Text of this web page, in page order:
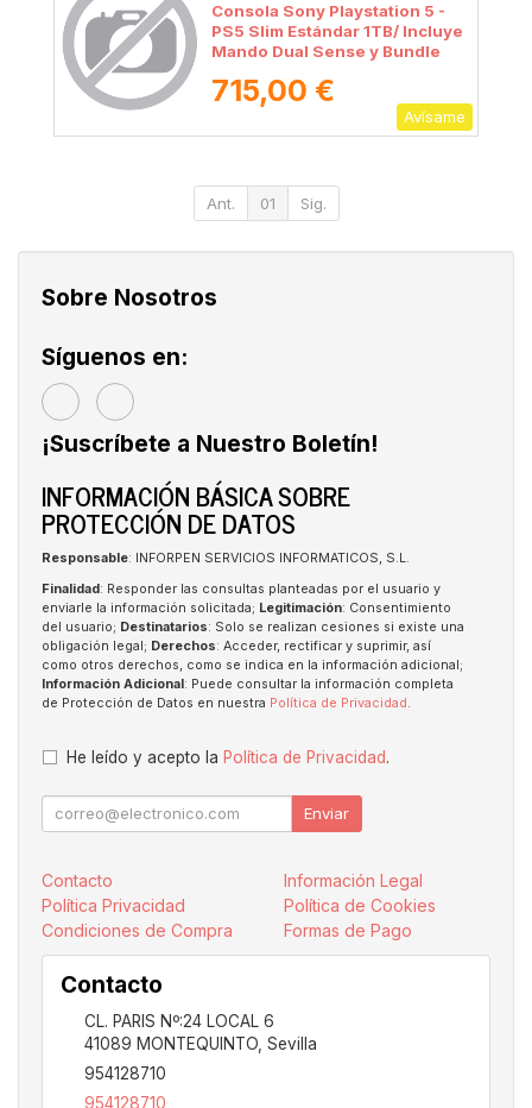
Consola Sony Playstation 5 -
PS5 Slim Estándar 1TB/ Incluye
Mando Dual Sense y Bundle
Chassis E
715,00 €
Avísame
Ant. 01 Sig.
Sobre Nosotros
Síguenos en:
¡Suscríbete a Nuestro Boletín!
INFORMACIÓN BÁSICA SOBRE
PROTECCIÓN DE DATOS
Responsable: INFORPEN SERVICIOS INFORMATICOS, S.L.
Finalidad : Responder las consultas planteadas por el usuario y
enviarle la información solicitada; Legitimación: Consentimiento
del usuario; Destinatarios: Solo se realizan cesiones si existe una
obligación legal; Derechos: Acceder, rectificar y suprimir, así
como otros derechos, como se indica en la información adicional;
Información Adicional : Puede consultar la información completa
de Protección de Datos en nuestra Política de Privacidad .
He leído y acepto la Política de Privacidad.
Enviar
Contacto
Información Legal
Política Privacidad
Política de Cookies
Condiciones de Compra
Formas de Pago
Contacto
CL. PARIS Nº:24 LOCAL 6
41089 MONTEQUINTO Sevilla
954128710
954128710